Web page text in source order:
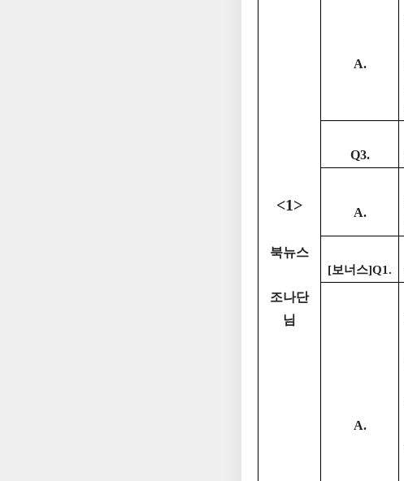
<1>
북뉴스
조나단
님
A.
Q3.
A.
[보너스]Q1.
A.